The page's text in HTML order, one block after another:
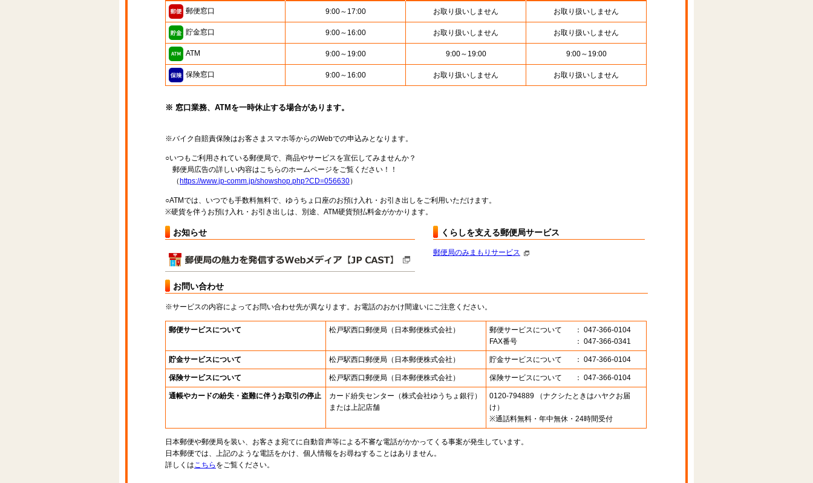
郵便窓口 9:00～17:00 お取り扱いしません お取り扱いしません
貯金窓口 9:00～16:00 お取り扱いしません お取り扱いしません
ATM 9:00～19:00 9:00～19:00 9:00～19:00
保険窓口 9:00～16:00 お取り扱いしません お取り扱いしません
※ 窓口業務、ATMを一時休止する場合があります。
※バイク自賠責保険はお客さまスマホ等からのWebでの申込みとなります。
○いつもご利用されている郵便局で、商品やサービスを宣伝してみませんか？
郵便局広告の詳しい内容はこちらのホームページをご覧ください！！
（ https://www.jp-comm.jp/showshop.php?CD=056630）
○ATMでは、いつでも手数料無料で、ゆうちょ口座のお預け入れ・お引き出しをご利用いただけます。
※硬貨を伴うお預け入れ・お引き出しは、別途、ATM硬貨預払料金がかかります。
お知らせ くらしを支える郵便局サービス
郵便局のみまもりサービス
お問い合わせ
※サービスの内容によってお問い合わせ先が異なります。お電話のおかけ間違いにご注意ください。
郵便サービスについて 松戸駅西口郵便局 （日本郵便株式会社） 郵便サービスについて
： 047-366-0104
FAX番号
： 047-366-0341
貯金サービスについて 松戸駅西口郵便局 （日本郵便株式会社） 貯金サービスについて ： 047-366-0104
保険サービスについて 松戸駅西口郵便局 （日本郵便株式会社） 保険サービスについて ： 047-366-0104
通帳やカードの紛失・盗難に伴うお取引の停止 カード紛失センター （株式会社ゆうちょ銀行）
または上記店舗
0120-794889 （ナクシたときはハヤクお届
け）
※通話料無料・年中無休・24時間受付
日本郵便や郵便局を装い、お客さま宛てに自動音声等による不審な電話がかかってくる事案が発生しています。
日本郵便では、上記のような電話をかけ、個人情報をお尋ねすることはありません。
詳しくはこちら をご覧ください。